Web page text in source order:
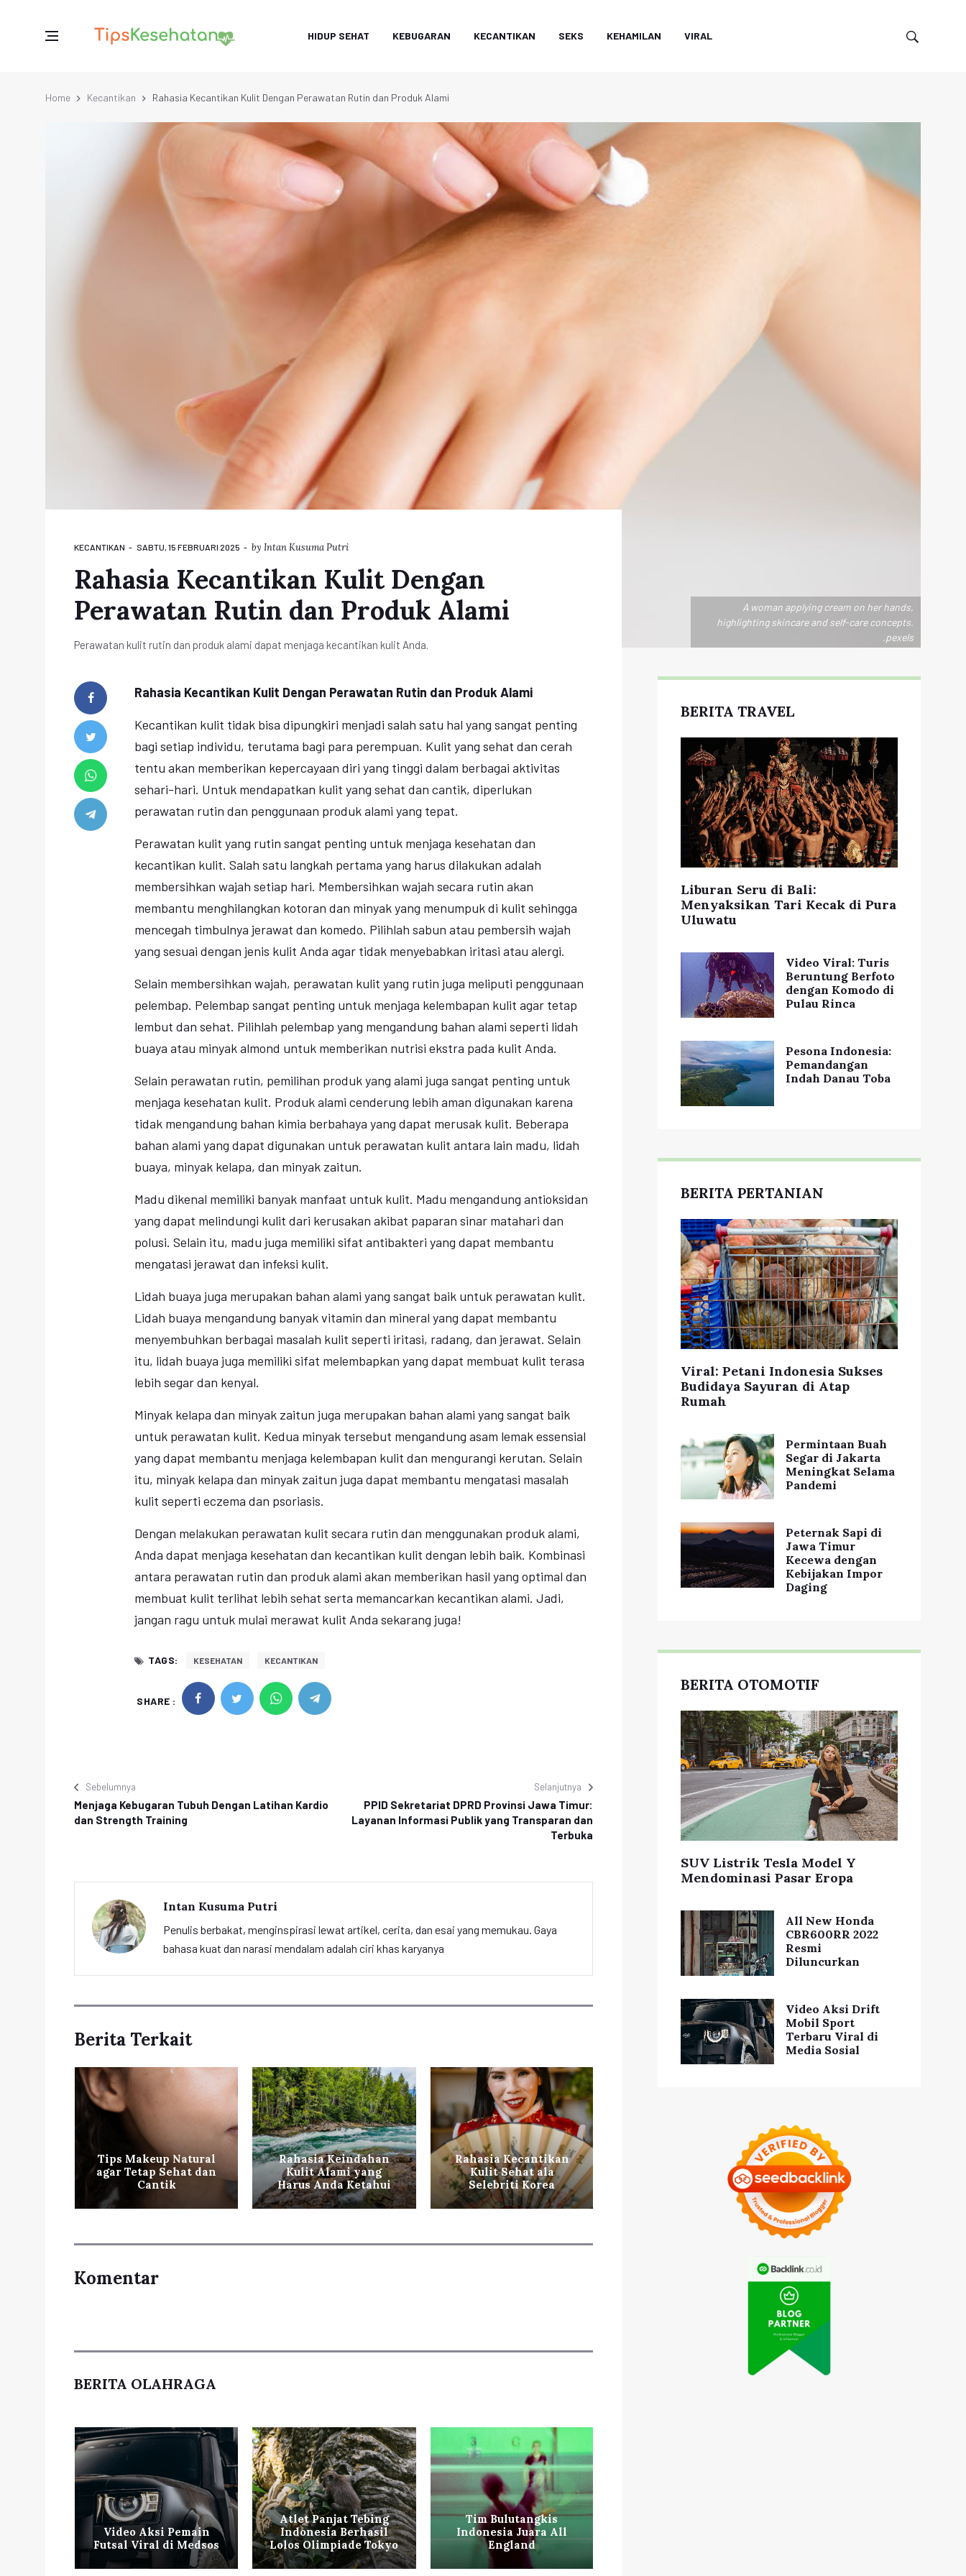
HIDUP SEHAT KEBUGARAN KECANTIKAN SEKS KEHAMILAN VIRAL
Home Kecantikan Rahasia Kecantikan Kulit Dengan Perawatan Rutin dan Produk Alami
A woman applying cream on her hands,
highlighting skincare and self-care concepts.
.pexels
KECANTIKAN SABTU, 15 FEBRUARI 2025 by Intan Kusuma Putri
Rahasia Kecantikan Kulit Dengan
Perawatan Rutin dan Produk Alami
Perawatan kulit rutin dan produk alami dapat menjaga kecantikan kulit Anda.
Rahasia Kecantikan Kulit Dengan Perawatan Rutin dan Produk Alami
Kecantikan kulit tidak bisa dipungkiri menjadi salah satu hal yang sangat penting
bagi setiap individu, terutama bagi para perempuan. Kulit yang sehat dan cerah
tentu akan memberikan kepercayaan diri yang tinggi dalam berbagai aktivitas
sehari-hari. Untuk mendapatkan kulit yang sehat dan cantik, diperlukan
perawatan rutin dan penggunaan produk alami yang tepat.
Perawatan kulit yang rutin sangat penting untuk menjaga kesehatan dan
kecantikan kulit. Salah satu langkah pertama yang harus dilakukan adalah
membersihkan wajah setiap hari. Membersihkan wajah secara rutin akan
membantu menghilangkan kotoran dan minyak yang menumpuk di kulit sehingga
mencegah timbulnya jerawat dan komedo. Pilihlah sabun atau pembersih wajah
yang sesuai dengan jenis kulit Anda agar tidak menyebabkan iritasi atau alergi.
Selain membersihkan wajah, perawatan kulit yang rutin juga meliputi penggunaan
pelembap. Pelembap sangat penting untuk menjaga kelembapan kulit agar tetap
lembut dan sehat. Pilihlah pelembap yang mengandung bahan alami seperti lidah
buaya atau minyak almond untuk memberikan nutrisi ekstra pada kulit Anda.
Selain perawatan rutin, pemilihan produk yang alami juga sangat penting untuk
menjaga kesehatan kulit. Produk alami cenderung lebih aman digunakan karena
tidak mengandung bahan kimia berbahaya yang dapat merusak kulit. Beberapa
bahan alami yang dapat digunakan untuk perawatan kulit antara lain madu, lidah
buaya, minyak kelapa, dan minyak zaitun.
Madu dikenal memiliki banyak manfaat untuk kulit. Madu mengandung antioksidan
yang dapat melindungi kulit dari kerusakan akibat paparan sinar matahari dan
polusi. Selain itu, madu juga memiliki sifat antibakteri yang dapat membantu
mengatasi jerawat dan infeksi kulit.
Lidah buaya juga merupakan bahan alami yang sangat baik untuk perawatan kulit.
Lidah buaya mengandung banyak vitamin dan mineral yang dapat membantu
menyembuhkan berbagai masalah kulit seperti iritasi, radang, dan jerawat. Selain
itu, lidah buaya juga memiliki sifat melembapkan yang dapat membuat kulit terasa
lebih segar dan kenyal.
Minyak kelapa dan minyak zaitun juga merupakan bahan alami yang sangat baik
untuk perawatan kulit. Kedua minyak tersebut mengandung asam lemak essensial
yang dapat membantu menjaga kelembapan kulit dan mengurangi kerutan. Selain
itu, minyak kelapa dan minyak zaitun juga dapat membantu mengatasi masalah
kulit seperti eczema dan psoriasis.
Dengan melakukan perawatan kulit secara rutin dan menggunakan produk alami,
Anda dapat menjaga kesehatan dan kecantikan kulit dengan lebih baik. Kombinasi
antara perawatan rutin dan produk alami akan memberikan hasil yang optimal dan
membuat kulit terlihat lebih sehat serta memancarkan kecantikan alami. Jadi,
jangan ragu untuk mulai merawat kulit Anda sekarang juga!
TAGS: KESEHATAN KECANTIKAN
SHARE :
Sebelumnya
Menjaga Kebugaran Tubuh Dengan Latihan Kardio
dan Strength Training
Selanjutnya
PPID Sekretariat DPRD Provinsi Jawa Timur:
Layanan Informasi Publik yang Transparan dan
Terbuka
Intan Kusuma Putri
Penulis berbakat, menginspirasi lewat artikel, cerita, dan esai yang memukau. Gaya
bahasa kuat dan narasi mendalam adalah ciri khas karyanya
Berita Terkait
Tips Makeup Natural
agar Tetap Sehat dan
Cantik
Rahasia Keindahan
Kulit Alami yang
Harus Anda Ketahui
Rahasia Kecantikan
Kulit Sehat ala
Selebriti Korea
Tips Makeup Natural
agar Tetap Sehat dan
Rahasia Keindahan
Kulit Alami yang
Harus Anda Ketahui
Komentar
BERITA OLAHRAGA
Video Aksi Pemain
Futsal Viral di Medsos
Atlet Panjat Tebing
Indonesia Berhasil
Lolos Olimpiade Tokyo
Tim Bulutangkis
Indonesia Juara All
England
BERITA TRAVEL
Liburan Seru di Bali:
Menyaksikan Tari Kecak di Pura
Uluwatu
Video Viral: Turis
Beruntung Berfoto
dengan Komodo di
Pulau Rinca
Pesona Indonesia:
Pemandangan
Indah Danau Toba
BERITA PERTANIAN
Viral: Petani Indonesia Sukses
Budidaya Sayuran di Atap
Rumah
Permintaan Buah
Segar di Jakarta
Meningkat Selama
Pandemi
Peternak Sapi di
Jawa Timur
Kecewa dengan
Kebijakan Impor
Daging
BERITA OTOMOTIF
SUV Listrik Tesla Model Y
Mendominasi Pasar Eropa
All New Honda
CBR600RR 2022
Resmi
Diluncurkan
Video Aksi Drift
Mobil Sport
Terbaru Viral di
Media Sosial